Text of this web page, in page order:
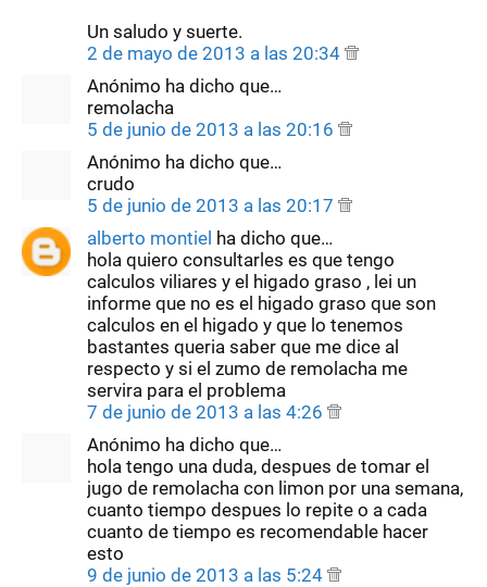
Un saludo y suerte.
2 de mayo de 2013 a las 20:34
Anónimo ha dicho que…
remolacha
5 de junio de 2013 a las 20:16
Anónimo ha dicho que…
crudo
5 de junio de 2013 a las 20:17
alberto montiel ha dicho que…
hola quiero consultarles es que tengo
calculos viliares y el higado graso , lei un
informe que no es el higado graso que son
calculos en el higado y que lo tenemos
bastantes queria saber que me dice al
respecto y si el zumo de remolacha me
servira para el problema
7 de junio de 2013 a las 4:26
Anónimo ha dicho que…
hola tengo una duda, despues de tomar el
jugo de remolacha con limon por una semana,
cuanto tiempo despues lo repite o a cada
cuanto de tiempo es recomendable hacer
esto
9 de junio de 2013 a las 5:24